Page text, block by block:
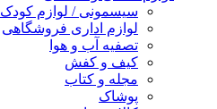
سیسمونی / لوازم کودک
لوازم اداری فروشگاهی
تصفیه آب و هوا
کیف و کفش
مجله و کتاب
پوشاک